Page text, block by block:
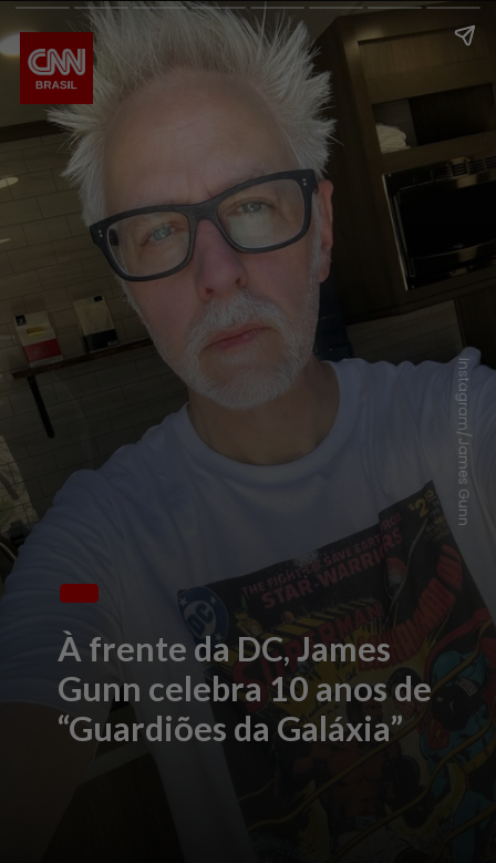
À frente da DC, James
Gunn celebra 10 anos de
“Guardiões da Galáxia”
Instagram/James Gunn